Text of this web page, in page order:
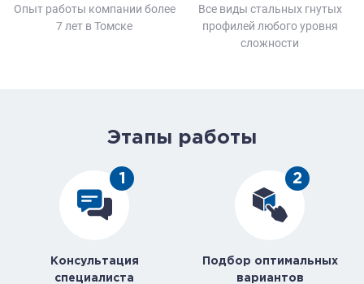
Опыт работы компании более
7 лет в Томске
Все виды стальных гнутых
профилей любого уровня
сложности
Этапы работы
1
Консультация
специалиста
2
Подбор оптимальных
вариантов